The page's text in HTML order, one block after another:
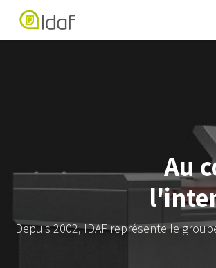
Se rendre au contenu
Au
Depuis 2002, IDAF représente le